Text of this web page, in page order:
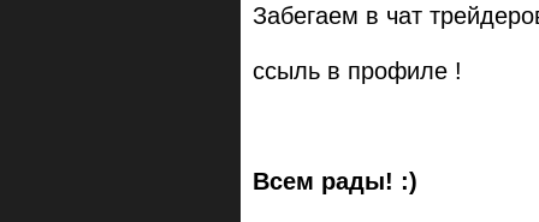
Забегаем в чат
ссыль в профиле !
Всем рады! :)